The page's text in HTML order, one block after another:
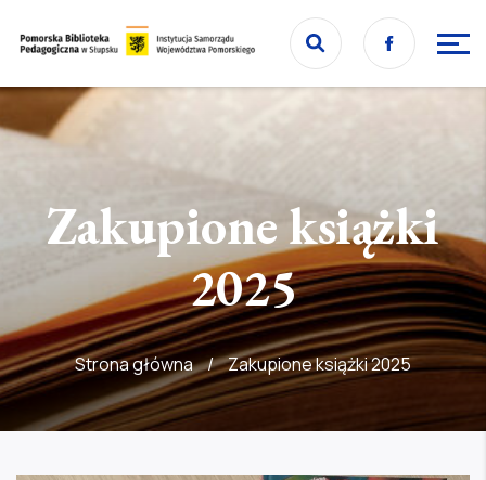
Przejdź
do
Przejdź
do
Facebook
Zakupione książki
2025
Strona główna / Zakupione książki 2025